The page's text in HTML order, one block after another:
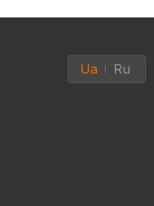
Ua Ru